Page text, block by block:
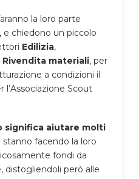
la loro parte
e chiedono un piccolo
Edilizia,
Rivendita materiali, per
a condizioni il
l’Associazione Scout
significa aiutare molti
stanno facendo la loro
fondi da
distogliendoli però alle